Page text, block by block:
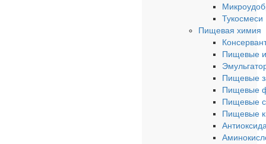
Тукосмеси
Пищевая химия
Пищевые
Пищевые
Пищевые
Пищевые
Пищевые